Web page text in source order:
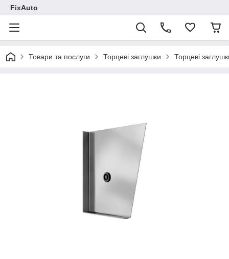
FixAuto
Товари та послуги Торцеві заглушки Торцеві